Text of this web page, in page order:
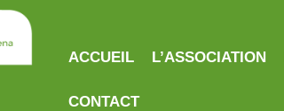
ACCUEIL L’ASSOCIATION
CONTACT